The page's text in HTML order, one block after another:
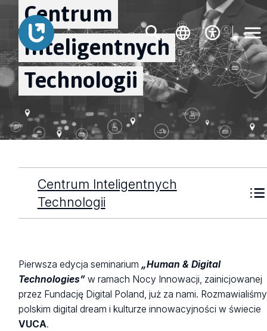
Centrum
Inteligentnych
Technologii
Centrum Inteligentnych
Technologii
Pierwsza edycja seminarium „Human & Digital
Technologies” w ramach Nocy Innowacji, zainicjowanej
przez Fundację Digital Poland, już za nami.
polskim digital dream i kulturze innowacyjności w świecie
VUCA.